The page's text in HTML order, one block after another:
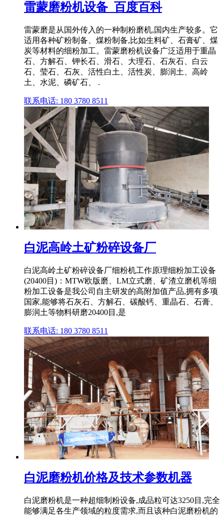
雷蒙磨粉机设备_百度百科
雷蒙磨是从国外传入的一种制粉磨机,国内生产较多。它
适用各种矿粉制备、煤粉制备,比如生料矿、石膏矿、煤
炭等材料的细粉加工。雷蒙磨粉机设备广泛适用于重晶
石、方解石、钾长石、滑石、大理石、石灰石、白云
石、莹石、石灰、活性白土、活性炭、膨润土、高岭
土、水泥、磷矿石、 .
联系电话: 180 3780 8511
白泥高岭土矿粉碎设备厂
白泥高岭土矿粉碎设备厂细粉机工作原理细粉加工设备
(20400目)：MTW欧版磨、LM立式磨、矿渣立磨机等细
粉加工设备是我公司自主研发的高附加值产品,拥有多项
国家,能够将石灰石、方解石、碳酸钙、重晶石、石膏、
膨润土等物料研磨20400目,是
联系电话: 180 3780 8511
白泥磨粉机价格及技术参数机器
白泥磨粉机是一种超细制粉设备,成品粒可达3250目,完全
能够满足各生产领域的粒度需求,而且该种白泥磨粉机的